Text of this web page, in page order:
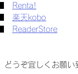
Renta!
楽天kobo
ReaderStore
どうぞ宜しくお願い